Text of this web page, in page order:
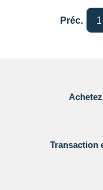
Préc. 1
Transaction